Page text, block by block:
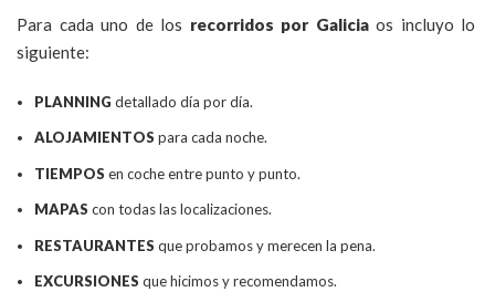
Para cada uno de los recorridos por Galiciaos incluyo lo
siguiente:
PLANNING detallado día por día.
ALOJAMIENTOS para cada noche.
TIEMPOS en coche entre punto y punto.
MAPAS con todas las localizaciones.
RESTAURANTES que probamos y merecen la pena.
EXCURSIONES que hicimos y recomendamos.